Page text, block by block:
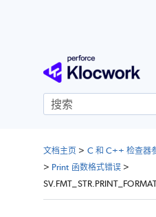
跳到
文档主页 > C 和 C++ 检查器
> Print 函数格式错误 >